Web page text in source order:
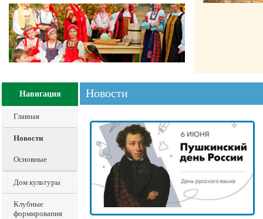
Навигация
Главная
Новости
Основные
Дом культуры
Клубные
формирования
Новости